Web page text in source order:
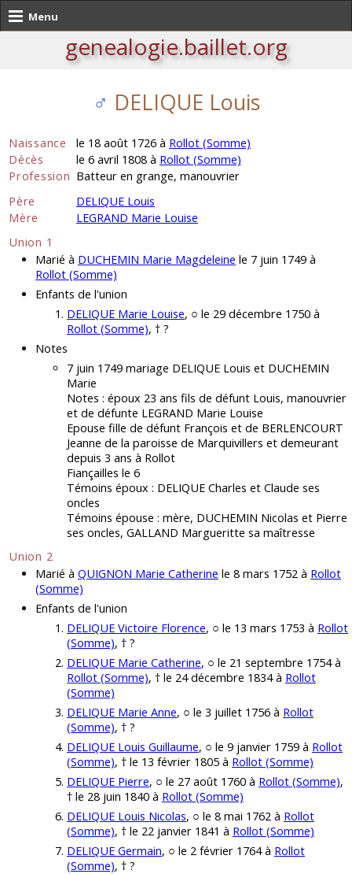
Menu
genealogie.baillet.org
♂ DELIQUE Louis
Naissance le 18 août 1726 à Rollot (Somme)
Décès
le 6 avril 1808 à Rollot (Somme)
Profession Batteur en grange, manouvrier
Père
DELIQUE Louis
Mère
LEGRAND Marie Louise
Union 1
Marié à DUCHEMIN Marie Magdeleine le 7 juin 1749 à
Rollot (Somme)
Enfants de l'union
DELIQUE Marie Louise, ○ le 29 décembre 1750 à
Rollot (Somme), † ?
Notes
7 juin 1749 mariage DELIQUE Louis et DUCHEMIN
Marie
Notes : époux 23 ans fils de défunt Louis, manouvrier
et de défunte LEGRAND Marie Louise
Epouse fille de défunt François et de BERLENCOURT
Jeanne de la paroisse de Marquivillers et demeurant
depuis 3 ans à Rollot
Fiançailles le 6
Témoins époux : DELIQUE Charles et Claude ses
oncles
Témoins épouse : mère, DUCHEMIN Nicolas et Pierre
ses oncles, GALLAND Margueritte sa maîtresse
Union 2
Marié à QUIGNON Marie Catherine le 8 mars 1752 à Rollot
(Somme)
Enfants de l'union
DELIQUE Victoire Florence, ○ le 13 mars 1753 à Rollot
(Somme), † ?
DELIQUE Marie Catherine, ○ le 21 septembre 1754 à
Rollot (Somme), † le 24 décembre 1834 à Rollot
(Somme)
DELIQUE Marie Anne, ○ le 3 juillet 1756 à Rollot
(Somme), † ?
DELIQUE Louis Guillaume, ○ le 9 janvier 1759 à Rollot
(Somme), † le 13 février 1805 à Rollot (Somme)
DELIQUE Pierre, ○ le 27 août 1760 à Rollot (Somme),
† le 28 juin 1840 à Rollot (Somme)
DELIQUE Louis Nicolas, ○ le 8 mai 1762 à Rollot
(Somme), † le 22 janvier 1841 à Rollot (Somme)
DELIQUE Germain, ○ le 2 février 1764 à Rollot
(Somme), † ?